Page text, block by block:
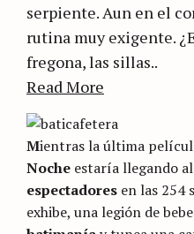
serpiente. Aun en el
rutina muy exigente.
fregona, las sillas..
Read More
Mientras la última
Noche estaría llegando al
espectadores en las 254
exhibe, una legión de